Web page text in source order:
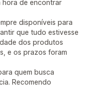
hora de encontrar
disponíveis para
que tudo estivesse
dos produtos
e os prazos foram
quem busca
Recomendo